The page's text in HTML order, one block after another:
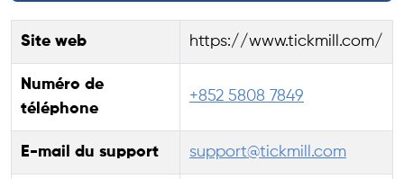
Site web https://www.tickmill.com/
Numéro de
téléphone
+852 5808 7849
E-mail du support support@tickmill.com